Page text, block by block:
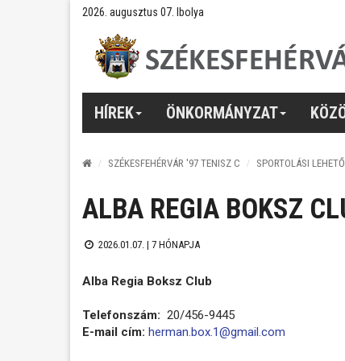
2026. augusztus 07. Ibolya
HÍREK ÖNKORMÁNYZAT
SZÉKESFEHÉRVÁR '97 TENISZ C SPORTOLÁSI
ALBA REGIA BOKSZ
2026.01.07. | 7 HÓNAPJA
Alba Regia Boksz Club
Telefonszám: 20/456-9445
E-mail cím: herman.box.1@gmail.com